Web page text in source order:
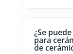
¿Se
para
de